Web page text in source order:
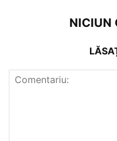
NICIUN